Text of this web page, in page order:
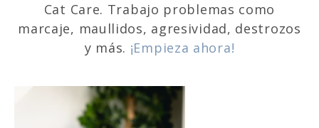
Cat Care. Trabajo problemas como
marcaje, maullidos, agresividad, destrozos
y más. ¡Empieza ahora!